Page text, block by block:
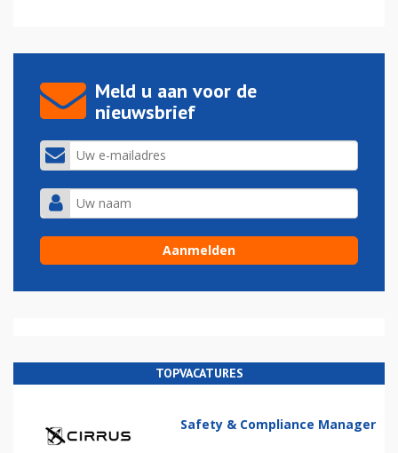
Meld u aan voor de
nieuwsbrief
TOPVACATURES
Safety & Compliance Manager